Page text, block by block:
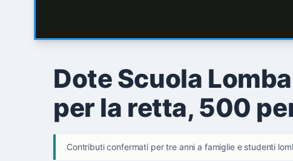
Dote Scuola
per la retta, 500
Contributi confermati per tre anni a famiglie e studenti